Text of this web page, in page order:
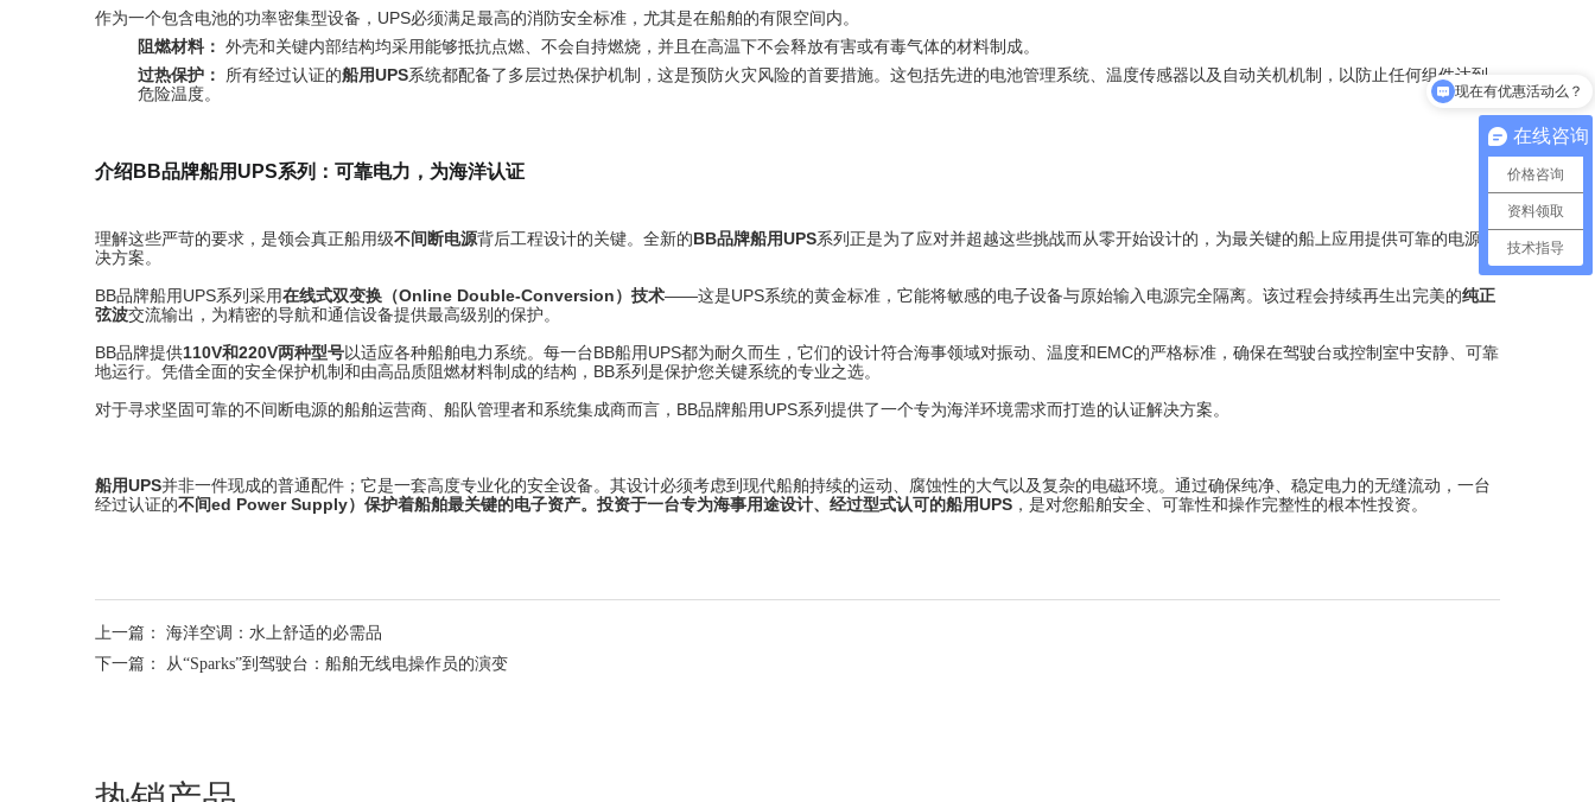
作为一个包含电池的功率密集型设备，UPS必须满足最高的消防安全标准，尤其是在船舶的有限空间内。
阻燃材料： 外壳和关键内部结构均采用能够抵抗点燃、不会自持燃烧，并且在高温下不会释放有害或有毒气体的材料制成。
过热保护：
所有经过认证的船用UPS系统都配备了多层过热保护机制，这是预防火灾风险的首要措施。这包括先进的电池管理系统、温度传感器以及自动关机机制，以防止任何组件达到
危险温度。
介绍BB品牌船用UPS系列：可靠电力，为海洋认证
理解这些严苛的要求，是领会真正船用级不间断电源背后工程设计的关键。全新的BB品牌船用UPS系列正是为了应对并超越这些挑战而从零开始设计的，为最关键的船上应用提供可靠的电源解
决方案。
BB品牌船用UPS系列采用在线式双变换（Online Double-Conversion）技术——这是UPS系统的黄金标准，它能将敏感的电子设备与原始输入电源完全隔离。该过程会持续再生出完美的纯正
弦波交流输出，为精密的导航和通信设备提供最高级别的保护。
BB品牌提供110V和220V两种型号以适应各种船舶电力系统。每一台BB船用UPS都为耐久而生，它们的设计符合海事领域对振动、温度和EMC的严格标准，确保在驾驶台或控制室中安静、可靠
地运行。凭借全面的安全保护机制和由高品质阻燃材料制成的结构，BB系列是保护您关键系统的专业之选。
对于寻求坚固可靠的不间断电源的船舶运营商、船队管理者和系统集成商而言，BB品牌船用UPS系列提供了一个专为海洋环境需求而打造的认证解决方案。
船用UPS并非一件现成的普通配件；它是一套高度专业化的安全设备。其设计必须考虑到现代船舶持续的运动、腐蚀性的大气以及复杂的电磁环境。通过确保纯净、稳定电力的无缝流动，一台
经过认证的不间ed Power Supply） 保护着船舶最关键的电子资产。投资于一台专为海事用途设计、经过型式认可的船用UPS ，是对您船舶安全、可靠性和操作完整性的根本性投资。
上一篇： 海洋空调：水上舒适的必需品
下一篇：
从“Sparks”到驾驶台：船舶无线电操作员的演变
在线咨询
价格咨询
资料领取
技术指导
现在有优惠活动么？